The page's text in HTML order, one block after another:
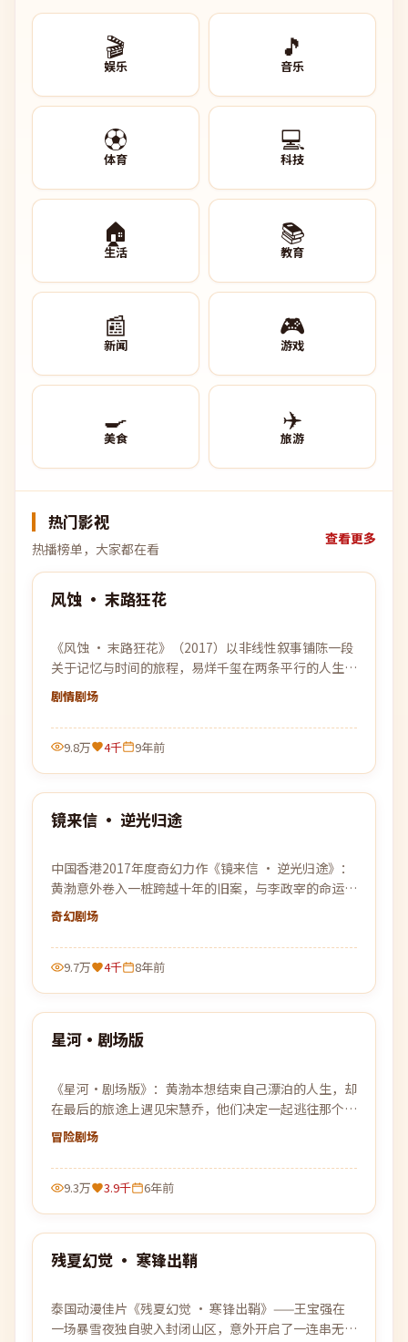
🎬
娱乐
🎵
音乐
⚽
体育
💻
科技
🏠
生活
📚
教育
📰
新闻
🎮
游戏
🍳
美食
✈️
旅游
热门影视
热播榜单，大家都在看
查看更多
热门
99:37
风蚀 · 末路狂花
《风蚀 · 末路狂花》（2017）以非线性叙事铺陈一段
关于记忆与时间的旅程，易烊千玺在两条平行的人生轨
迹中寻找自我的答案。
剧情剧场
9.8万 4千 9年前
热门
镜来信 · 逆光归途
中国香港2017年度奇幻力作《镜来信 · 逆光归途》：
黄渤意外卷入一桩跨越十年的旧案，与李政宰的命运纠
缠在一起，真相比想象中更加危险。
奇幻剧场
9.7万 4千 8年前
热门
99:42
星河·剧场版
《星河·剧场版》：黄渤本想结束自己漂泊的人生，却
在最后的旅途上遇见宋慧乔，他们决定一起逃往那个谁
都没去过的远方。
冒险剧场
9.3万 3.9千 6年前
热门
97:50
残夏幻觉 · 寒锋出鞘
泰国动漫佳片《残夏幻觉 · 寒锋出鞘》——王宝强在
一场暴雪夜独自驶入封闭山区，意外开启了一连串无法